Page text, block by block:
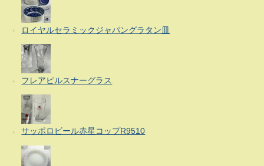
ロイヤルセラミックジャパングラタン皿
フレアピルスナーグラス
サッポロビール赤星コップR9510